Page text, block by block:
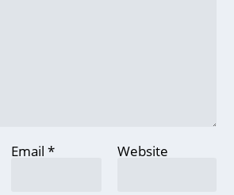
Email * Website